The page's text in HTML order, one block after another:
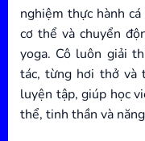
nghiệm thực hành
cơ thể và chuyển
yoga. Cô luôn giải
tác, từng hơi thở và
luyện tập, giúp học
thể, tinh thần và